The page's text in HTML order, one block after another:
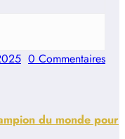
0 Commentaires
du monde pour